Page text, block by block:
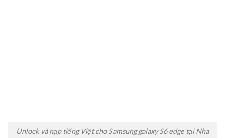
Unlock và nạp tiếng Việt cho Samsung galaxy S6 edge tại Nha